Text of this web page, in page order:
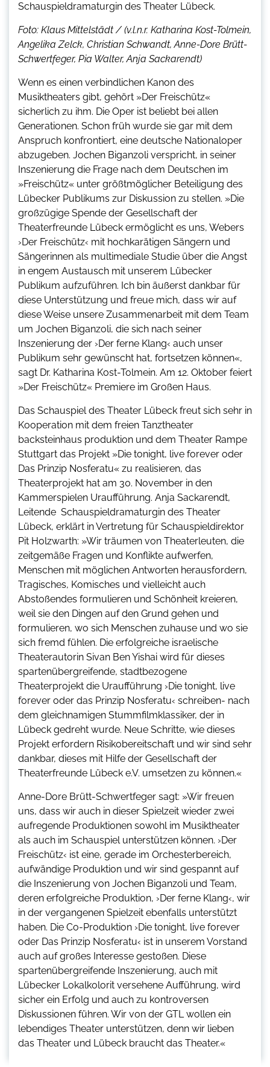
Schauspieldramaturgin des Theater Lübeck.
Foto: Klaus Mittelstädt / (v.l.n.r. Katharina Kost-Tolmein,
Angelika Zelck, Christian Schwandt, Anne-Dore Brütt-
Schwertfeger, Pia Walter, Anja Sackarendt)
Wenn es einen verbindlichen Kanon des
Musiktheaters gibt, gehört »Der Freischütz«
sicherlich zu ihm. Die Oper ist beliebt bei allen
Generationen. Schon früh wurde sie gar mit dem
Anspruch konfrontiert, eine deutsche Nationaloper
abzugeben. Jochen Biganzoli verspricht, in seiner
Inszenierung die Frage nach dem Deutschen im
»Freischütz« unter größtmöglicher Beteiligung des
Lübecker Publikums zur Diskussion zu stellen. »Die
großzügige Spende der Gesellschaft der
Theaterfreunde Lübeck ermöglicht es uns, Webers
›Der Freischütz‹ mit hochkarätigen Sängern und
Sängerinnen als multimediale Studie über die Angst
in engem Austausch mit unserem Lübecker
Publikum aufzuführen. Ich bin äußerst dankbar für
diese Unterstützung und freue mich, dass wir auf
diese Weise unsere Zusammenarbeit mit dem Team
um Jochen Biganzoli, die sich nach seiner
Inszenierung der ›Der ferne Klang‹ auch unser
Publikum sehr gewünscht hat, fortsetzen können«,
sagt Dr. Katharina Kost-Tolmein. Am 12. Oktober feiert
»Der Freischütz« Premiere im Großen Haus.
Das Schauspiel des Theater Lübeck freut sich sehr in
Kooperation mit dem freien Tanztheater
backsteinhaus produktion und dem Theater Rampe
Stuttgart das Projekt »Die tonight, live forever oder
Das Prinzip Nosferatu« zu realisieren, das
Theaterprojekt hat am 30. November in den
Kammerspielen Uraufführung. Anja Sackarendt,
Leitende Schauspieldramaturgin des Theater
Lübeck, erklärt in Vertretung für Schauspieldirektor
Pit Holzwarth: »Wir träumen von Theaterleuten, die
zeitgemäße Fragen und Konflikte aufwerfen,
Menschen mit möglichen Antworten herausfordern,
Tragisches, Komisches und vielleicht auch
Abstoßendes formulieren und Schönheit kreieren,
weil sie den Dingen auf den Grund gehen und
formulieren, wo sich Menschen zuhause und wo sie
sich fremd fühlen. Die erfolgreiche israelische
Theaterautorin Sivan Ben Yishai wird für dieses
spartenübergreifende, stadtbezogene
Theaterprojekt die Uraufführung ›Die tonight, live
forever oder das Prinzip Nosferatu‹ schreiben- nach
dem gleichnamigen Stummfilmklassiker, der in
Lübeck gedreht wurde. Neue Schritte, wie dieses
Projekt erfordern Risikobereitschaft und wir sind sehr
dankbar, dieses mit Hilfe der Gesellschaft der
Theaterfreunde Lübeck e.V. umsetzen zu können.«
Anne-Dore Brütt-Schwertfeger sagt: »Wir freuen
uns, dass wir auch in dieser Spielzeit wieder zwei
aufregende Produktionen sowohl im Musiktheater
als auch im Schauspiel unterstützen können. ›Der
Freischütz‹ ist eine, gerade im Orchesterbereich,
aufwändige Produktion und wir sind gespannt auf
die Inszenierung von Jochen Biganzoli und Team,
deren erfolgreiche Produktion, ›Der ferne Klang‹, wir
in der vergangenen Spielzeit ebenfalls unterstützt
haben. Die Co-Produktion ›Die tonight, live forever
oder Das Prinzip Nosferatu‹ ist in unserem Vorstand
auch auf großes Interesse gestoßen. Diese
spartenübergreifende Inszenierung, auch mit
Lübecker Lokalkolorit versehene Aufführung, wird
sicher ein Erfolg und auch zu kontroversen
Diskussionen führen. Wir von der GTL wollen ein
lebendiges Theater unterstützen, denn wir lieben
das Theater und Lübeck braucht das Theater.«